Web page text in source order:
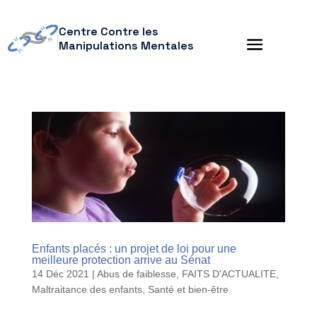
Centre Contre les
Manipulations Mentales
Enfants placés : un projet de loi pour une
meilleure protection arrive au Sénat
14 Déc 2021 | Abus de faiblesse FAITS D'ACTUALITE,
Maltraitance des enfants, Santé et bien-être